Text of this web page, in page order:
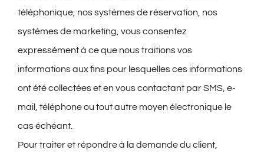
téléphonique, nos systèmes de réservation, nos
systèmes de marketing, vous consentez
expressément à ce que nous traitions vos
informations aux fins pour lesquelles ces informations
ont été collectées et en vous contactant par SMS, e-
mail, téléphone ou tout autre moyen électronique le
cas échéant.
Pour traiter et répondre à la demande du client,